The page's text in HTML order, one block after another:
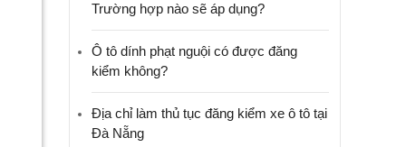
Trường hợp nào sẽ áp dụng?
Ô tô dính phạt nguội có được đăng
kiểm không?
Địa chỉ làm thủ tục đăng kiểm xe ô tô tại
Đà Nẵng